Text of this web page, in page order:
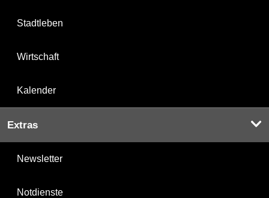
Stadtleben
Wirtschaft
Kalender
Extras
Newsletter
Notdienste